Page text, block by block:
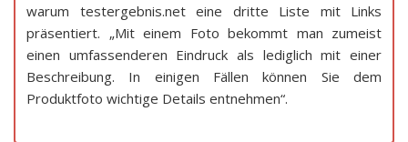
warum testergebnis.net eine dritte Liste mit Links
präsentiert. „Mit einem Foto bekommt man zumeist
einen umfassenderen Eindruck als lediglich mit einer
Beschreibung. In einigen Fällen können Sie dem
Produktfoto wichtige Details entnehmen“.